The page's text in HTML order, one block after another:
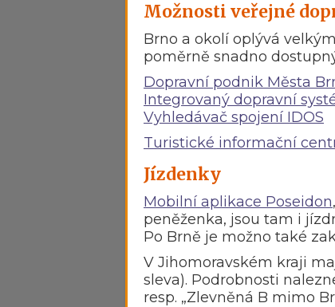
Možnosti veřejné
Brno a okolí oplývá
poměrně snadno
Dopravní podnik Města
Integrovaný dopravní
Vyhledávač spojení IDOS
Turistické informační
Jízdenky
Mobilní aplikace Poseidon
peněženka, jsou tam i
Po Brně je možno také
V Jihomoravském kraji
sleva). Podrobnosti
resp. „Zlevněná B mimo